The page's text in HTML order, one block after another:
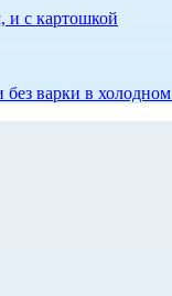
и с картошкой
без варки в